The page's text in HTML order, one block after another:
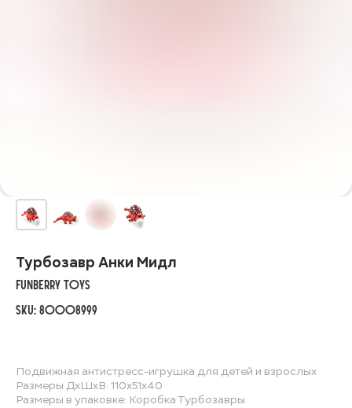
Турбозавр Анки Мидл
FunBerry Toys
SKU: 80008999
Подвижная антистресс-игрушка для детей и взрослых
Размеры ДхШхВ: 110х51х40
Размеры в упаковке: Коробка Турбозавры